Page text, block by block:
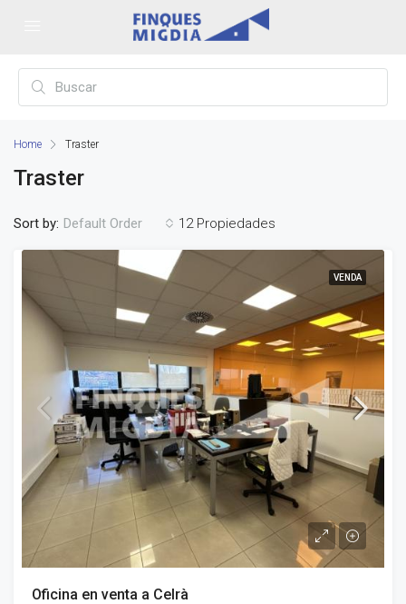
Home Traster
Traster
12 Propiedades
Sort by: Default Order
VENDA
Oficina en venta a Celrà